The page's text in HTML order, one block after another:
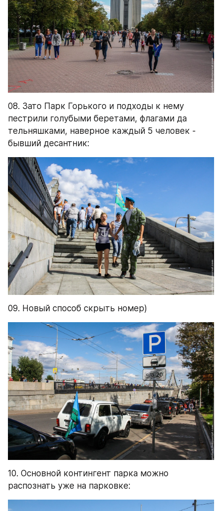
08. Зато Парк Горького и подходы к нему
пестрили голубыми беретами, флагами да
тельняшками, наверное каждый 5 человек -
бывший десантник:
09. Новый способ скрыть номер)
10. Основной контингент парка можно
распознать уже на парковке: